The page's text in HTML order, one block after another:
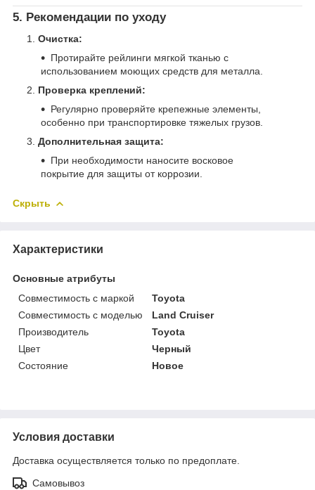
5. Рекомендации по уходу
Очистка:
Протирайте рейлинги мягкой тканью с
использованием моющих средств для металла.
Проверка креплений:
Регулярно проверяйте крепежные элементы,
особенно при транспортировке тяжелых грузов.
Дополнительная защита:
При необходимости наносите восковое
покрытие для защиты от коррозии.
Скрыть
Характеристики
Основные атрибуты
Совместимость с маркой
Toyota
Совместимость с моделью
Land Cruiser
Производитель
Toyota
Цвет
Черный
Состояние
Новое
Условия доставки
Доставка осуществляется только по предоплате.
Самовывоз